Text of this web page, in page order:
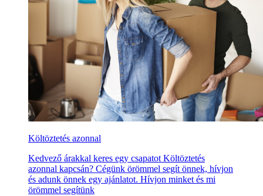
Költöztetés azonnal
Kedvező árakkal keres egy csapatot Költöztetés
azonnal kapcsán? Cégünk örömmel segít önnek, hívjon
és adunk önnek egy ajánlatot. Hívjon minket és mi
örömmel segítünk